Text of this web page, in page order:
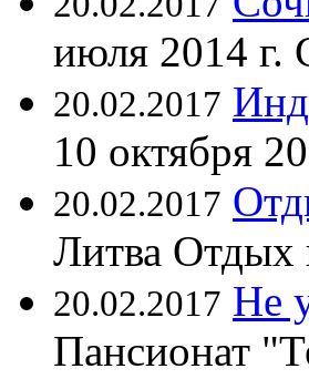
июля 2014 г.
20.02.2017
10 октября
20.02.2017
Литва Отдых
20.02.2017 Не
Пансионат